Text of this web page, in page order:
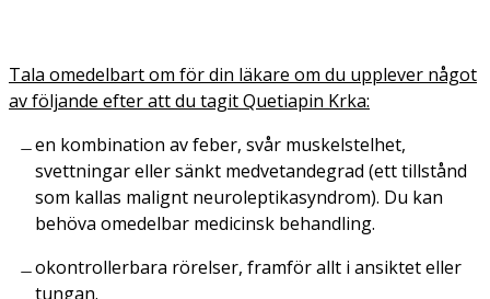
Tala omedelbart om för din läkare om du upplever något
av följande efter att du tagit Quetiapin Krka:
en kombination av feber, svår muskelstelhet,
svettningar eller sänkt medvetandegrad (ett tillstånd
som kallas malignt neuroleptikasyndrom). Du kan
behöva omedelbar medicinsk behandling.
okontrollerbara rörelser, framför allt i ansiktet eller
tungan.